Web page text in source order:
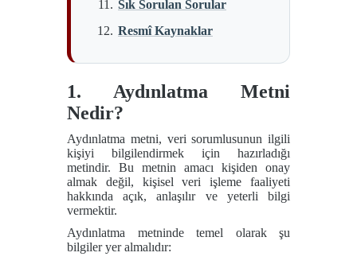
Sık Sorulan Sorular
Resmî Kaynaklar
1. Aydınlatma Metni
Nedir?
Aydınlatma metni, veri sorumlusunun ilgili
kişiyi bilgilendirmek için hazırladığı
metindir. Bu metnin amacı kişiden onay
almak değil, kişisel veri işleme faaliyeti
hakkında açık, anlaşılır ve yeterli bilgi
vermektir.
Aydınlatma metninde temel olarak şu
bilgiler yer almalıdır: